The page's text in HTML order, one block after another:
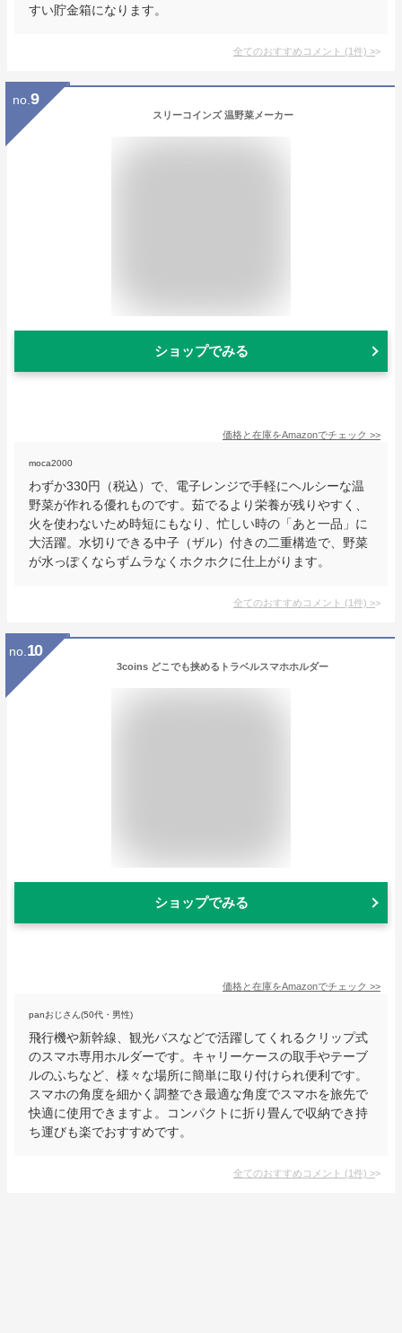
すい貯金箱になります。
全てのおすすめコメント (1件) >
no. 9
スリーコインズ 温野菜メーカー
ショップでみる
価格と在庫をAmazonでチェック >>
moca2000
わずか330円（税込）で、電子レンジで手軽にヘルシーな温
野菜が作れる優れものです。茹でるより栄養が残りやすく、
火を使わないため時短にもなり、忙しい時の「あと一品」に
大活躍。水切りできる中子（ザル）付きの二重構造で、野菜
が水っぽくならずムラなくホクホクに仕上がります。
全てのおすすめコメント (1件) >
no. 10
3coins どこでも挟めるトラベルスマホホルダー
ショップでみる
価格と在庫をAmazonでチェック >>
panおじさん(50代・男性)
飛行機や新幹線、観光バスなどで活躍してくれるクリップ式
のスマホ専用ホルダーです。キャリーケースの取手やテーブ
ルのふちなど、様々な場所に簡単に取り付けられ便利です。
スマホの角度を細かく調整でき最適な角度でスマホを旅先で
快適に使用できますよ。コンパクトに折り畳んで収納でき持
ち運びも楽でおすすめです。
全てのおすすめコメント (1件) >